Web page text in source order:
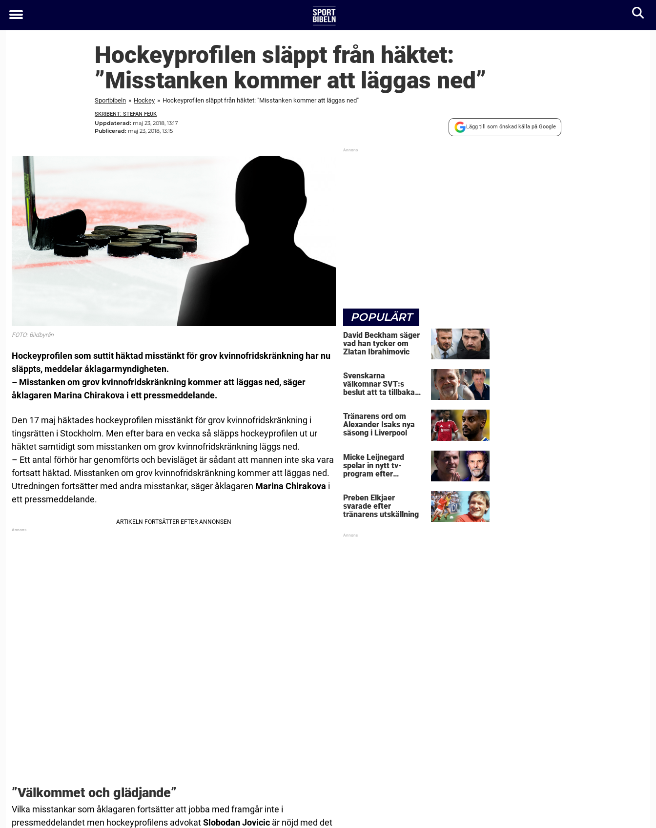
Toggle
Hockeyprofilen släppt från häktet:
”Misstanken kommer att läggas ned”
Sportbibeln » Hockey » Hockeyprofilen släppt från häktet: "Misstanken kommer att läggas ned"
SKRIBENT: STEFAN FEUK
Uppdaterad: maj 23, 2018, 13:17
Publicerad: maj 23, 2018, 13:15
Lägg till som önskad källa på Google
FOTO: Bildbyrån
Hockeyprofilen som suttit häktad misstänkt för grov kvinnofridskränkning har nu
släppts, meddelar åklagarmyndigheten.
– Misstanken om grov kvinnofridskränkning kommer att läggas ned, säger
åklagaren Marina Chirakova i ett pressmeddelande.
Den 17 maj häktades hockeyprofilen misstänkt för grov kvinnofridskränkning i
tingsrätten i Stockholm. Men efter bara en vecka så släpps hockeyprofilen ut ur
häktet samtidigt som misstanken om grov kvinnofridskränkning läggs ned.
– Ett antal förhör har genomförts och bevisläget är sådant att mannen inte ska vara
fortsatt häktad. Misstanken om grov kvinnofridskränkning kommer att läggas ned.
Utredningen fortsätter med andra misstankar, säger åklagaren Marina Chirakova i
ett pressmeddelande.
”Välkommet och glädjande”
Vilka misstankar som åklagaren fortsätter att jobba med framgår inte i
pressmeddelandet men hockeyprofilens advokatSlobodan Jovicic är nöjd med det
POPULÄRT
David Beckham säger
vad han tycker om
Zlatan Ibrahimovic
Svenskarna
välkomnar SVT:s
beslut att ta tillbaka
Tränarens ord om
Alexander Isaks nya
säsong i Liverpool
Micke Leijnegard
spelar in nytt tv-
program efter
Preben Elkjaer
svarade efter
tränarens utskällning